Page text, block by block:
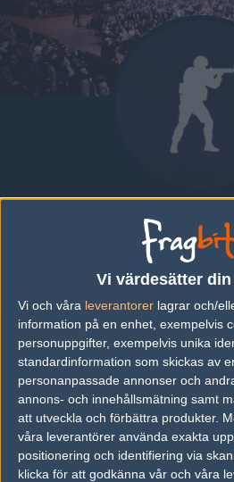
Vi värdesätter
Vi och våra leverantorer lagrar och/
information på en enhet, exempelvis
personuppgifter, exempelvis unika
standardinformation som skickas av
personanpassade annonser och
annons- och innehållsmätning samt
att utveckla och förbättra produkter.
våra leverantörer använda exakta
positionering och identifiering via
klicka för att godkänna vår och våra
Zhen
CHINA SPELAR FÖR
Bio
Zhen "aree" Long är en Counter-Strike:
från China, som för närvarande spelar i
Senaste matcherna
Inga spelade matcher